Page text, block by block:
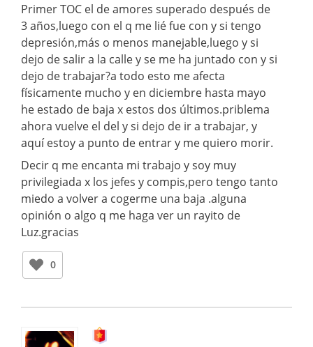
Primer TOC el de amores superado después de
3 años,luego con el q me lié fue con y si tengo
depresión,más o menos manejable,luego y si
dejo de salir a la calle y se me ha juntado con y si
dejo de trabajar?a todo esto me afecta
físicamente mucho y en diciembre hasta mayo
he estado de baja x estos dos últimos.priblema
ahora vuelve el del y si dejo de ir a trabajar, y
aquí estoy a punto de entrar y me quiero morir.
Decir q me encanta mi trabajo y soy muy
privilegiada x los jefes y compis,pero tengo tanto
miedo a volver a cogerme una baja .alguna
opinión o algo q me haga ver un rayito de
Luz.gracias
0